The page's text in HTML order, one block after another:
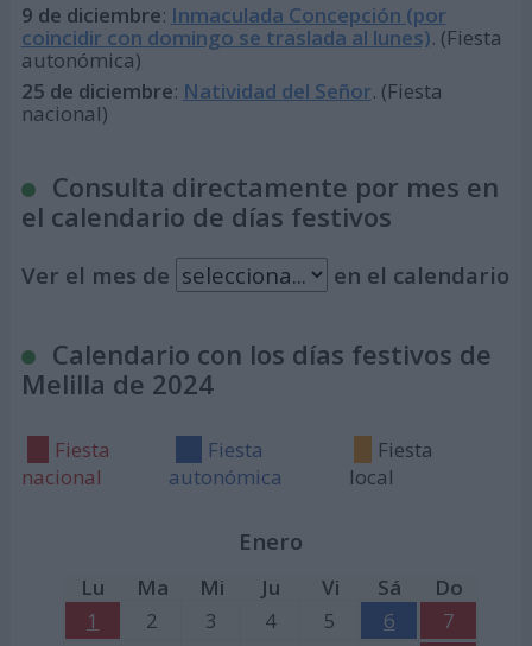
9 de diciembre: Inmaculada Concepción (por
coincidir con domingo se traslada al lunes). (Fiesta
autonómica)
25 de diciembre: Natividad del Señor. (Fiesta
nacional)
Consulta directamente por mes en
el calendario de días festivos
Ver el mes de en el calendario
Calendario con los días festivos de
Melilla de 2024
Fiesta
nacional
Fiesta
autonómica
Fiesta
local
Enero
Lu Ma Mi Ju Vi Sá
Do
1
2 3 4 5 6
7